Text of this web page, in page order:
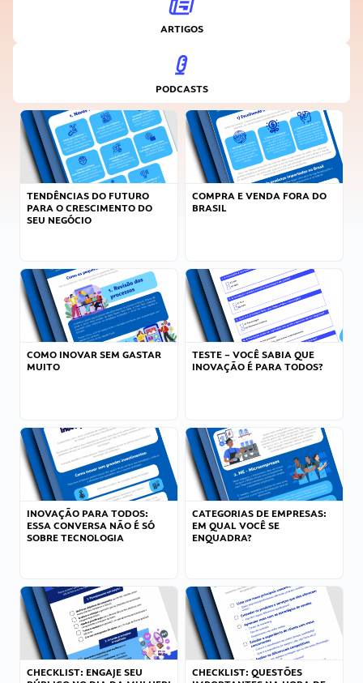
ARTIGOS
PODCASTS
TENDÊNCIAS DO FUTURO
PARA O CRESCIMENTO DO
SEU NEGÓCIO
COMPRA E VENDA FORA DO
BRASIL
COMO INOVAR SEM GASTAR
MUITO
TESTE – VOCÊ SABIA QUE
INOVAÇÃO É PARA TODOS?
INOVAÇÃO PARA TODOS:
ESSA CONVERSA NÃO É SÓ
SOBRE TECNOLOGIA
CATEGORIAS DE EMPRESAS:
EM QUAL VOCÊ SE
ENQUADRA?
CHECKLIST: ENGAJE SEU
CHECKLIST: QUESTÕES